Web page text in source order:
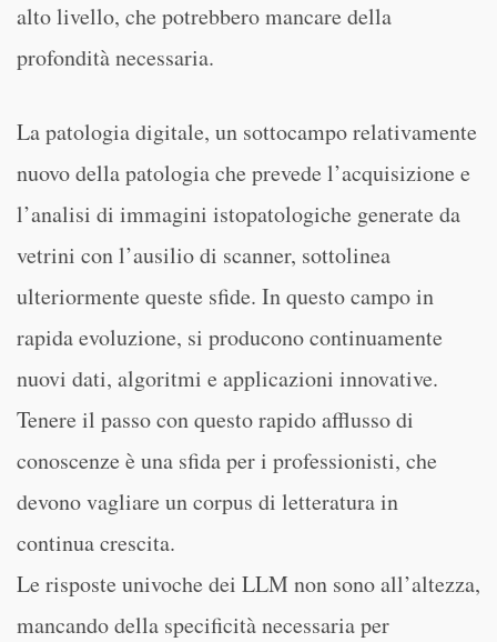
alto livello, che potrebbero mancare della
profondità necessaria.
La patologia digitale, un sottocampo relativamente
nuovo della patologia che prevede l’acquisizione e
l’analisi di immagini istopatologiche generate da
vetrini con l’ausilio di scanner, sottolinea
ulteriormente queste sfide. In questo campo in
rapida evoluzione, si producono continuamente
nuovi dati, algoritmi e applicazioni innovative.
Tenere il passo con questo rapido afflusso di
conoscenze è una sfida per i professionisti, che
devono vagliare un corpus di letteratura in
continua crescita.
Le risposte univoche dei LLM non sono all’altezza,
mancando della specificità necessaria per